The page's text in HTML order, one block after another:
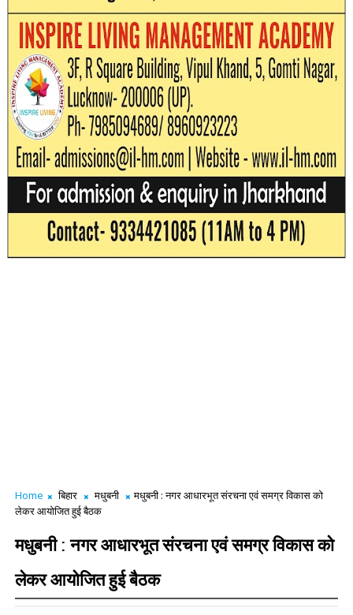
Home बिहार मधुबनी
मधुबनी : नगर आधारभूत संरचना एवं समग्र विकास को
लेकर आयोजित हुई बैठक
मधुबनी : नगर आधारभूत संरचना एवं समग्र विकास को
लेकर आयोजित हुई बैठक